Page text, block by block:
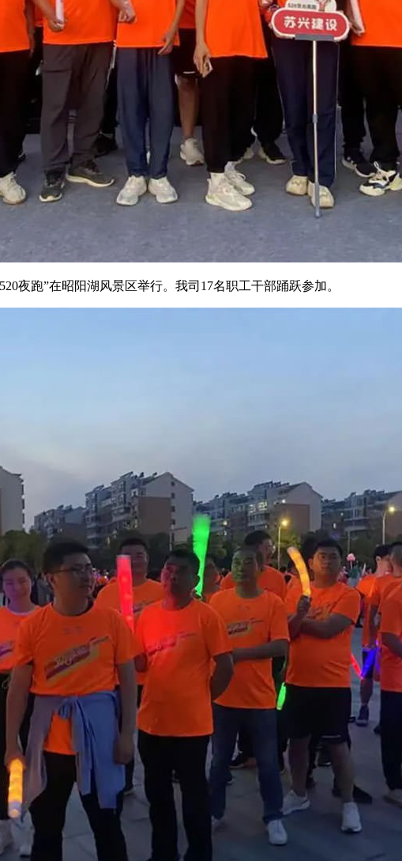
夜跑”在昭阳湖风景区举行。我司17名职工干部踊跃参加。